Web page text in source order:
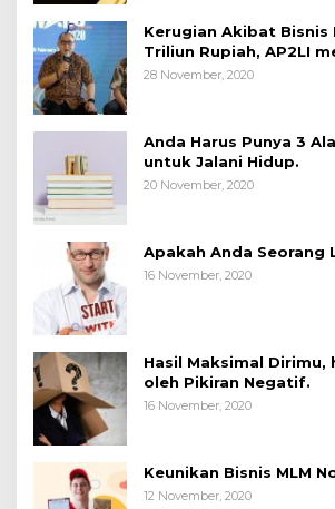
Kerugian Akibat Bisnis
Triliun Rupiah, AP2LI
masyarakat Waspada.
28 November, 2020
Anda Harus Punya 3
untuk Jalani Hidup.
20 November, 2020
Apakah Anda Seorang
16 November, 2020
Hasil Maksimal Dirimu,
oleh Pikiran Negatif.
16 November, 2020
Keunikan Bisnis MLM
12 November, 2020